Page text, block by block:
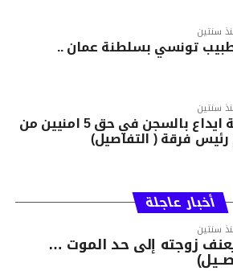
سنتين
تونسي بسلطنة عمان ..
سنتين
ابطاقة ايداع بالسجن في حق 5 امنيين من
فرقة ( التفاصيل)
أخبار عاجلة
سنتين
زوجته إلى حد الموت …